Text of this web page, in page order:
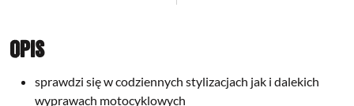
Opis
sprawdzi się w codziennych stylizacjach jak i dalekich
wyprawach motocyklowych